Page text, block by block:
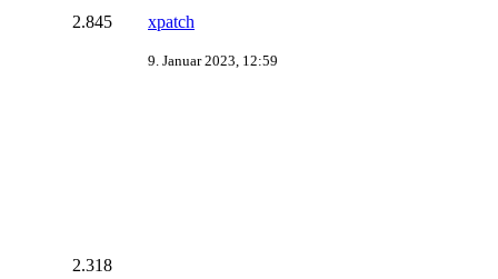
2.845 xpatch
9. Januar 2023, 12:59
2.318